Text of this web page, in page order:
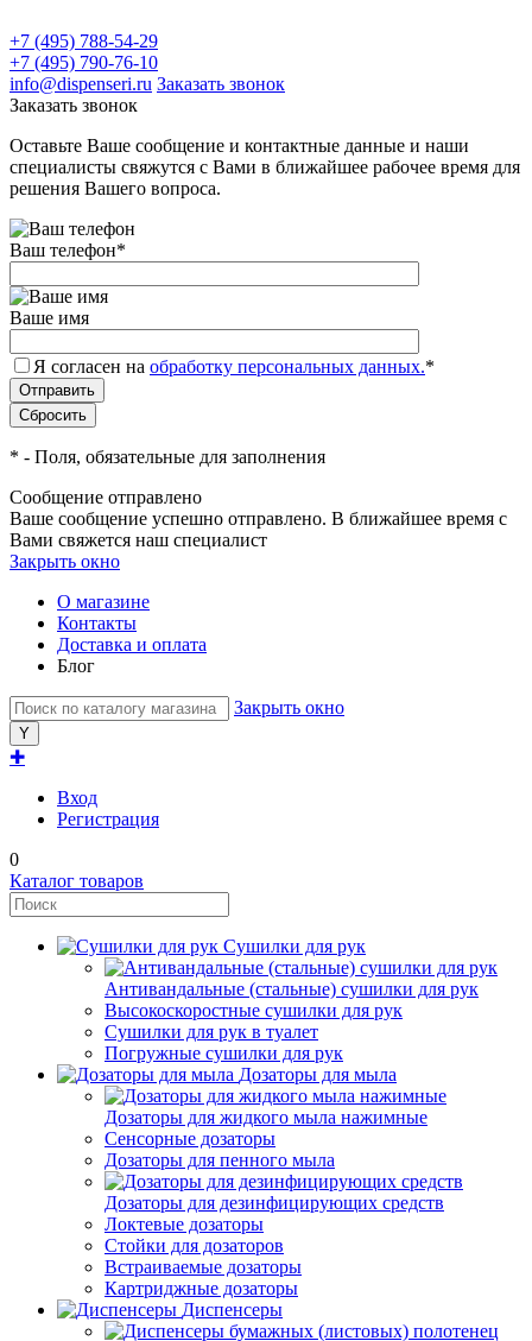
+7 (495) 788-54-29
+7 (495) 790-76-10
info@dispenseri.ru Заказать звонок
Заказать звонок
Оставьте Ваше сообщение и контактные данные и наши
специалисты свяжутся с Вами в ближайшее рабочее время для
решения Вашего вопроса.
Ваш телефон*
Ваше имя
Я согласен на обработку персональных данных.*
* - Поля, обязательные для заполнения
Сообщение отправлено
Ваше сообщение успешно отправлено. В ближайшее время с
Вами свяжется наш специалист
Закрыть окно
О магазине
Контакты
Доставка и оплата
Блог
Закрыть окно
✚
Вход
Регистрация
0
Каталог товаров
Сушилки для рук
Антивандальные (стальные) сушилки для рук
Высокоскоростные сушилки для рук
Сушилки для рук в туалет
Погружные сушилки для рук
Дозаторы для мыла
Дозаторы для жидкого мыла нажимные
Сенсорные дозаторы
Дозаторы для пенного мыла
Дозаторы для дезинфицирующих средств
Локтевые дозаторы
Стойки для дозаторов
Встраиваемые дозаторы
Картриджные дозаторы
Диспенсеры